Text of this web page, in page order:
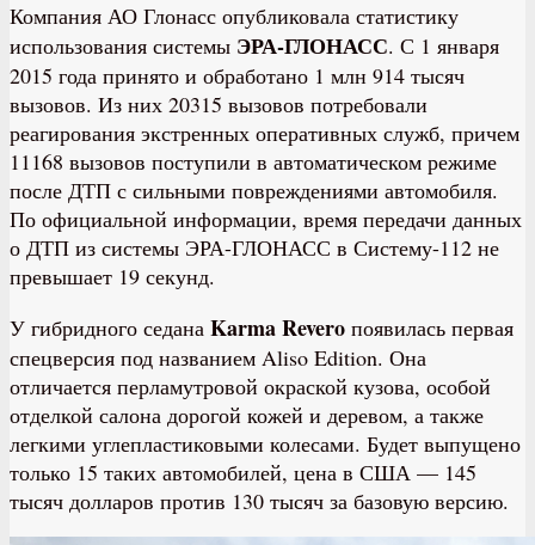
Компания АО Глонасс опубликовала статистику
использования системы ЭРА-ГЛОНАСС. С 1 января
2015 года принято и обработано 1 млн 914 тысяч
вызовов. Из них 20315 вызовов потребовали
реагирования экстренных оперативных служб, причем
11168 вызовов поступили в автоматическом режиме
после ДТП с сильными повреждениями автомобиля.
По официальной информации, время передачи данных
о ДТП из системы ЭРА-ГЛОНАСС в Систему-112 не
превышает 19 секунд.
У гибридного седана Karma Revero появилась первая
спецверсия под названием Aliso Edition. Она
отличается перламутровой окраской кузова, особой
отделкой салона дорогой кожей и деревом, а также
легкими углепластиковыми колесами. Будет выпущено
только 15 таких автомобилей, цена в США — 145
тысяч долларов против 130 тысяч за базовую версию.